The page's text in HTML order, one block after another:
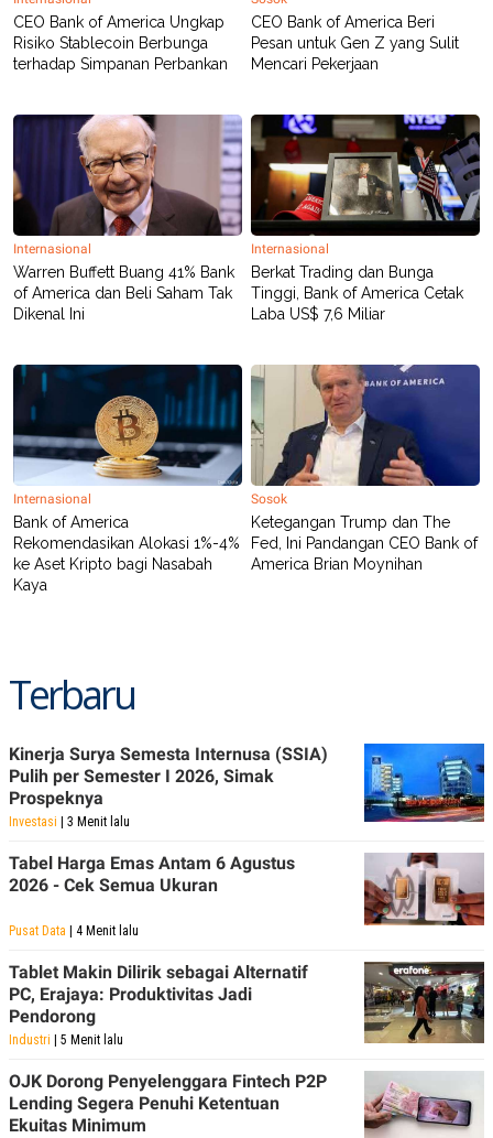
A
P
E
R
V
E
R
T
I
G
E
D
I
A
.
I
SITEMAP PROFILETERM
OF
USE
PEDOMAN
PEMBERITAAN
SIBER
PRIVACY
POLICY
CEO Bank of America Ungkap
Risiko Stablecoin Berbunga
terhadap Simpanan Perbankan
CEO Bank of America Beri
Pesan untuk Gen Z yang Sulit
Mencari Pekerjaan
Internasional
Warren Buffett Buang 41% Bank
of America dan Beli Saham Tak
Dikenal Ini
Internasional
Berkat Trading dan Bunga
Tinggi, Bank of America Cetak
Laba US$ 7,6 Miliar
Internasional
Bank of America
Rekomendasikan Alokasi 1%-4%
ke Aset Kripto bagi Nasabah
Kaya
Sosok
Ketegangan Trump dan The
Fed, Ini Pandangan CEO Bank of
America Brian Moynihan
Terbaru
Kinerja Surya Semesta Internusa (SSIA)
Pulih per Semester I 2026, Simak
Prospeknya
Investasi | 3 Menit lalu
Tabel Harga Emas Antam 6 Agustus
2026 - Cek Semua Ukuran
Pusat Data | 4 Menit lalu
Tablet Makin Dilirik sebagai Alternatif
PC, Erajaya: Produktivitas Jadi
Pendorong
Industri | 5 Menit lalu
OJK Dorong Penyelenggara Fintech P2P
Lending Segera Penuhi Ketentuan
Ekuitas Minimum